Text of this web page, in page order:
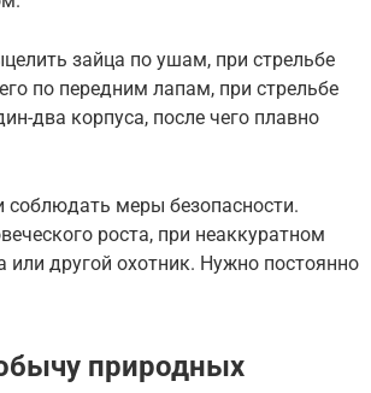
зайца по ушам, при стрельбе
по передним лапам, при стрельбе
два корпуса, после чего плавно
меры безопасности.
роста, при неаккуратном
или другой охотник. Нужно постоянно
природных